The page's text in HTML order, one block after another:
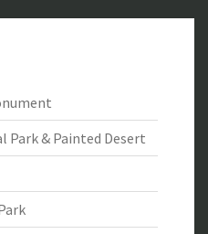
& Painted Desert